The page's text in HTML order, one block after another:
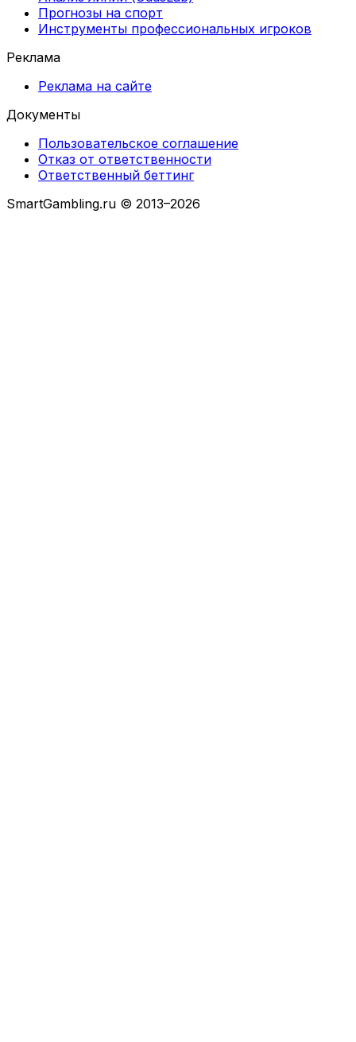
Прогнозы на спорт
Инструменты профессиональных игроков
Реклама
Реклама на сайте
Документы
Пользовательское соглашение
Отказ от ответственности
Ответственный беттинг
SmartGambling.ru © 2013–2026